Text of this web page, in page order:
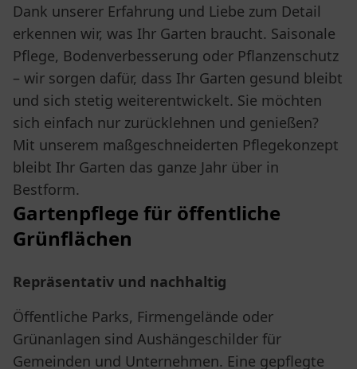
Dank unserer Erfahrung und Liebe zum Detail
erkennen wir, was Ihr Garten braucht. Saisonale
Pflege, Bodenverbesserung oder Pflanzenschutz
– wir sorgen dafür, dass Ihr Garten gesund bleibt
und sich stetig weiterentwickelt. Sie möchten
sich einfach nur zurücklehnen und genießen?
Mit unserem maßgeschneiderten Pflegekonzept
bleibt Ihr Garten das ganze Jahr über in
Bestform.
Gartenpflege für öffentliche
Grünflächen
Repräsentativ und nachhaltig
Öffentliche Parks, Firmengelände oder
Grünanlagen sind Aushängeschilder für
Gemeinden und Unternehmen. Eine gepflegte